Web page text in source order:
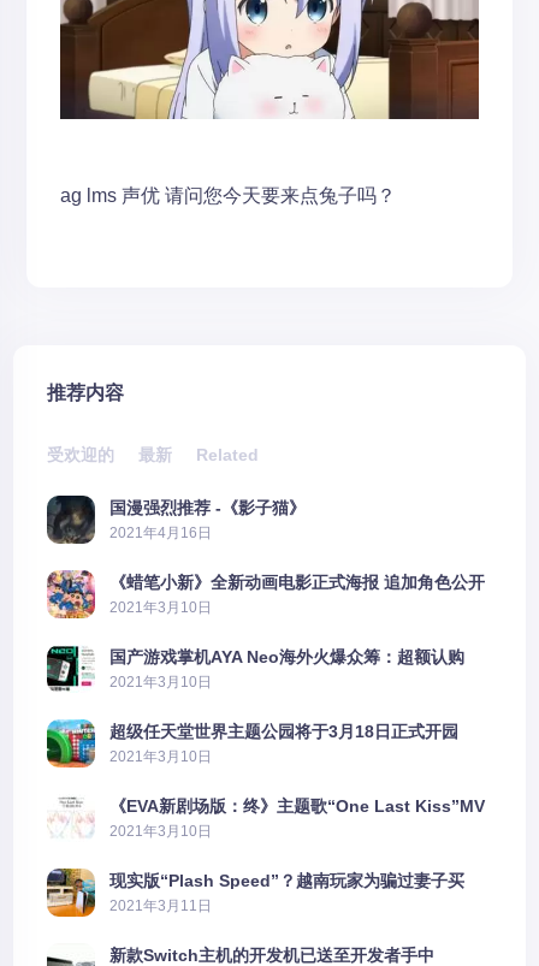
ag lms 声优 请问您今天要来点兔子吗？
推荐内容
受欢迎的 最新 Related
国漫强烈推荐 -《影子猫》
2021年4月16日
《蜡笔小新》全新动画电影正式海报 追加角色公开
2021年3月10日
国产游戏掌机AYA Neo海外火爆众筹：超额认购
2606%
2021年3月10日
超级任天堂世界主题公园将于3月18日正式开园
2021年3月10日
《EVA新剧场版：终》主题歌“One Last Kiss”MV
公布
2021年3月10日
现实版“Plash Speed”？越南玩家为骗过妻子买
PS5上演好戏
2021年3月11日
新款Switch主机的开发机已送至开发者手中